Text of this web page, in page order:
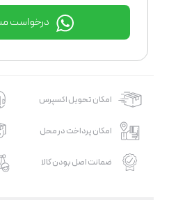
درخواست
امکان تحویل اکسپرس
امکان پرداخت در محل
ضمانت اصل بودن کالا